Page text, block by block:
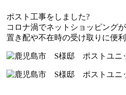
ポスト工事をしました?
コロナ渦でネットショッピング
置き配や不在時の受け取りに便利